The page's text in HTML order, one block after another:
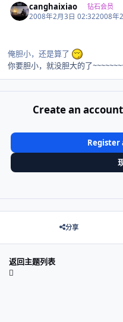
canghaixiao 钻石会员
2008年2月3日 02:322008年
俺胆小，还是算了
你要胆小，就没胆大的了
Create an
Register
分享
返回主题列表